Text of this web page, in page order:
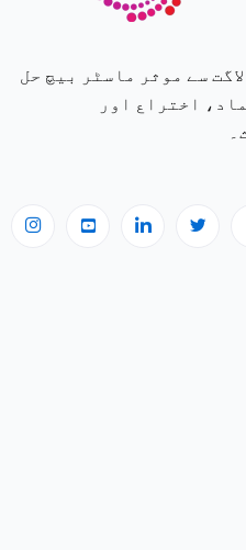
سے موثر ماسٹر بیچ حل
اختراع اور